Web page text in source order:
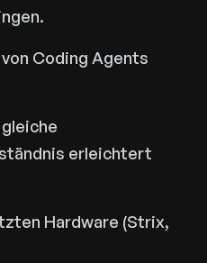
Coding Agents
erleichtert
Hardware (Strix,